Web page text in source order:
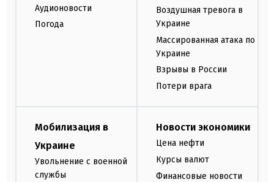
Аудионовости
Погода
Воздушная тревога в
Украине
Массированная атака по
Украине
Взрывы в России
Потери врага
Мобилизация в
Украине
Увольнение с военной
службы
Новости экономики
Цена нефти
Курсы валют
Финансовые новости